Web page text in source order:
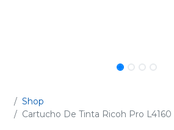
Shop
Cartucho De Tinta Ricoh Pro